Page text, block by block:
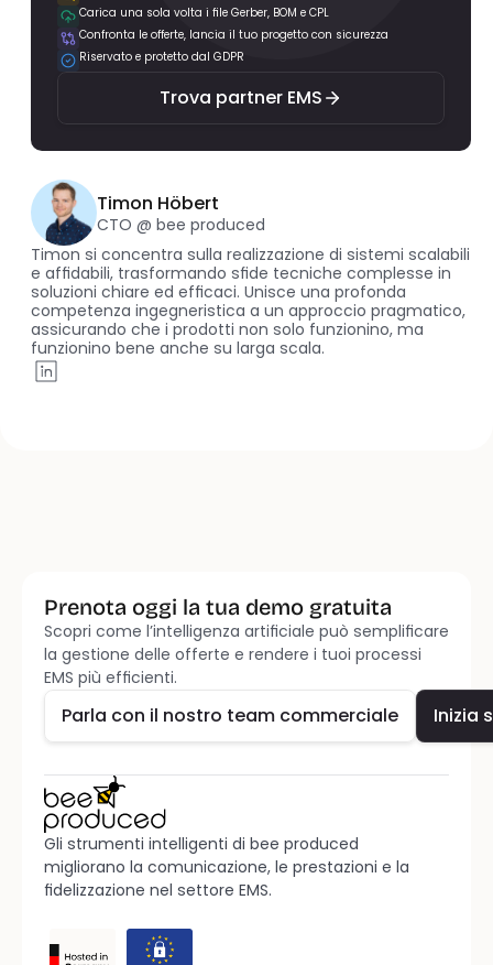
Timon Höbert
CTO @ bee produced
Timon si concentra sulla realizzazione di sistemi scalabili
e affidabili, trasformando sfide tecniche complesse in
soluzioni chiare ed efficaci. Unisce una profonda
competenza ingegneristica a un approccio pragmatico,
assicurando che i prodotti non solo funzionino, ma
funzionino bene anche su larga scala.
Carica una sola volta i file Gerber, BOM e CPL
Confronta le offerte, lancia il tuo progetto con sicurezza
Riservato e protetto dal GDPR
Trova partner EMS
Trova partner EMS
Prenota oggi la tua demo gratuita
Scopri come l’intelligenza artificiale può semplificare
la gestione delle offerte e rendere i tuoi processi
EMS più efficienti.
Parla con il nostro team commerciale
Parla con il nostro team commerciale Inizia
Gli strumenti intelligenti di bee produced
migliorano la comunicazione, le prestazioni e la
fidelizzazione nel settore EMS.